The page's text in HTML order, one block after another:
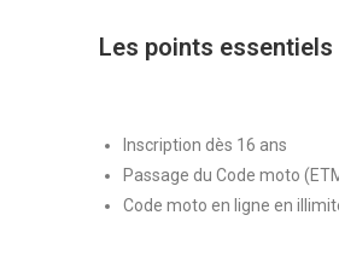
Les points essentiels
Inscription dès 16 ans
Passage du Code moto
Code moto en ligne en